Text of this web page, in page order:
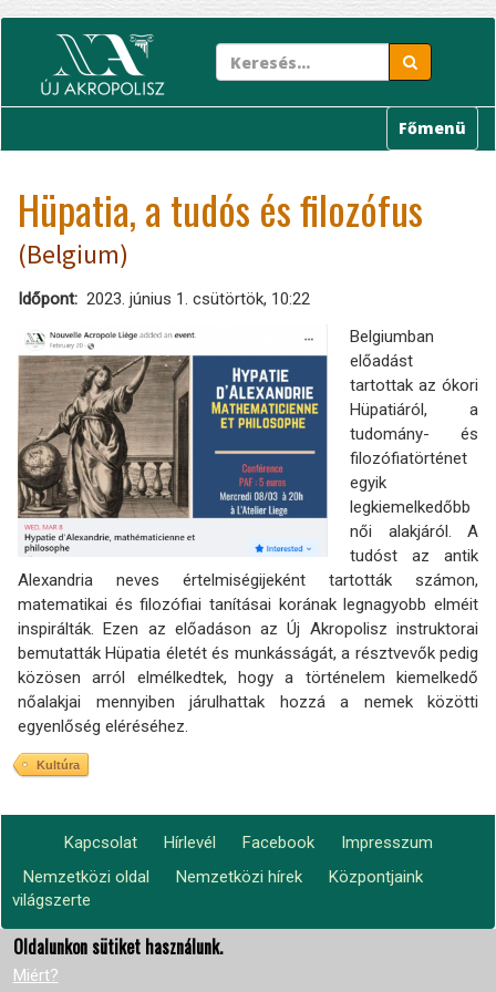
tartalomra
Főmenü
Hüpatia, a tudós és filozófus
(Belgium)
Időpont
2023. június 1. csütörtök, 10:22
Belgiumban
előadást
tartottak az ókori
Hüpatiáról, a
tudomány- és
filozófiatörténet
egyik
legkiemelkedőbb
női alakjáról. A
tudóst az antik
Alexandria neves értelmiségijeként tartották számon,
matematikai és filozófiai tanításai korának legnagyobb elméit
inspirálták. Ezen az előadáson az Új Akropolisz instruktorai
bemutatták Hüpatia életét és munkásságát, a résztvevők pedig
közösen arról elmélkedtek, hogy a történelem kiemelkedő
nőalakjai mennyiben járulhattak hozzá a nemek közötti
egyenlőség eléréséhez.
Kultúra
Footer
menu
Kapcsolat Hírlevél Facebook Impresszum
Lábléc2
Nemzetközi oldal Nemzetközi hírek
Központjaink
világszerte
Oldalunkon sütiket használunk.
Miért?